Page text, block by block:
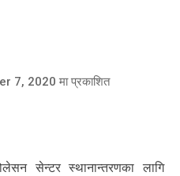
7, 2020 मा प्रकाशित
सेन्टर स्थानान्तरणका लागि